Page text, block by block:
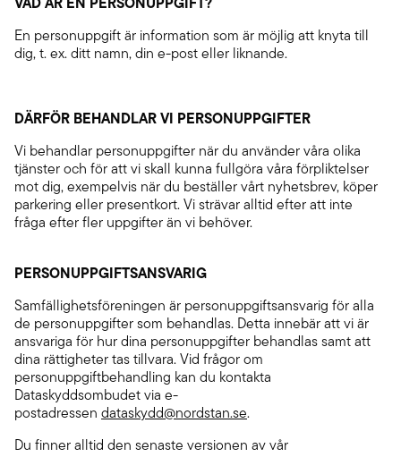
En personuppgift är information som är möjlig att knyta till
dig, t. ex. ditt namn, din e-post eller liknande.
DÄRFÖR BEHANDLAR VI PERSONUPPGIFTER
Vi behandlar personuppgifter när du använder våra olika
tjänster och för att vi skall kunna fullgöra våra förpliktelser
mot dig, exempelvis när du beställer vårt nyhetsbrev, köper
parkering eller presentkort. Vi strävar alltid efter att inte
fråga efter fler uppgifter än vi behöver.
PERSONUPPGIFTSANSVARIG
Samfällighetsföreningen är personuppgiftsansvarig för alla
de personuppgifter som behandlas. Detta innebär att vi är
ansvariga för hur dina personuppgifter behandlas samt att
dina rättigheter tas tillvara. Vid frågor om
personuppgiftbehandling kan du kontakta
Dataskyddsombudet via e-
postadressen dataskydd@nordstan.se.
Du finner alltid den senaste versionen av vår